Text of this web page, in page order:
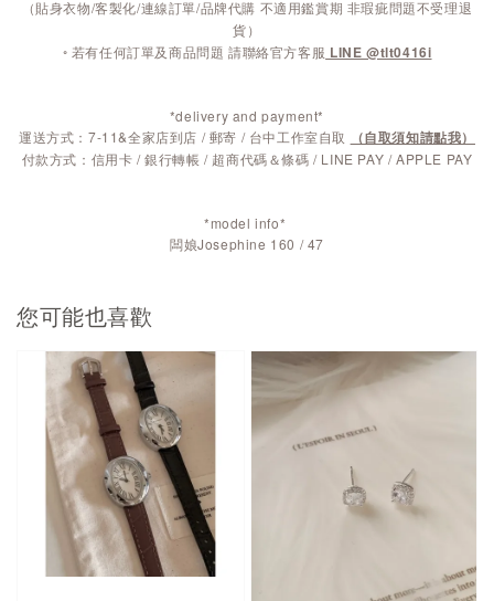
（貼身衣物/客製化/連線訂單/品牌代購 不適用鑑賞期 非瑕疵問題不受理退
貨）
◦ 若有任何訂單及商品問題 請聯絡官方客服 LINE @tlt0416i
*delivery and payment*
運送方式：7-11&全家店到店 / 郵寄 / 台中工作室自取
（自取須知請點我）
付款方式：信用卡 / 銀行轉帳 / 超商代碼＆條碼 / LINE PAY / APPLE PAY
*model info*
闆娘Josephine 160 / 47
您可能也喜歡